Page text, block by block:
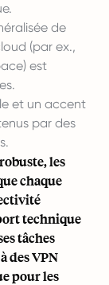
de
(par ex.,
est
et un accent
par des
les
chaque
technique
tâches
des VPN
pour les